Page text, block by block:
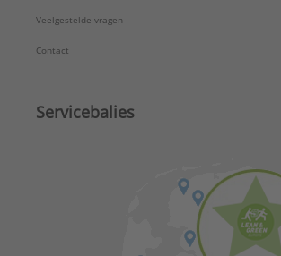
Veelgestelde vragen
Contact
Servicebalies